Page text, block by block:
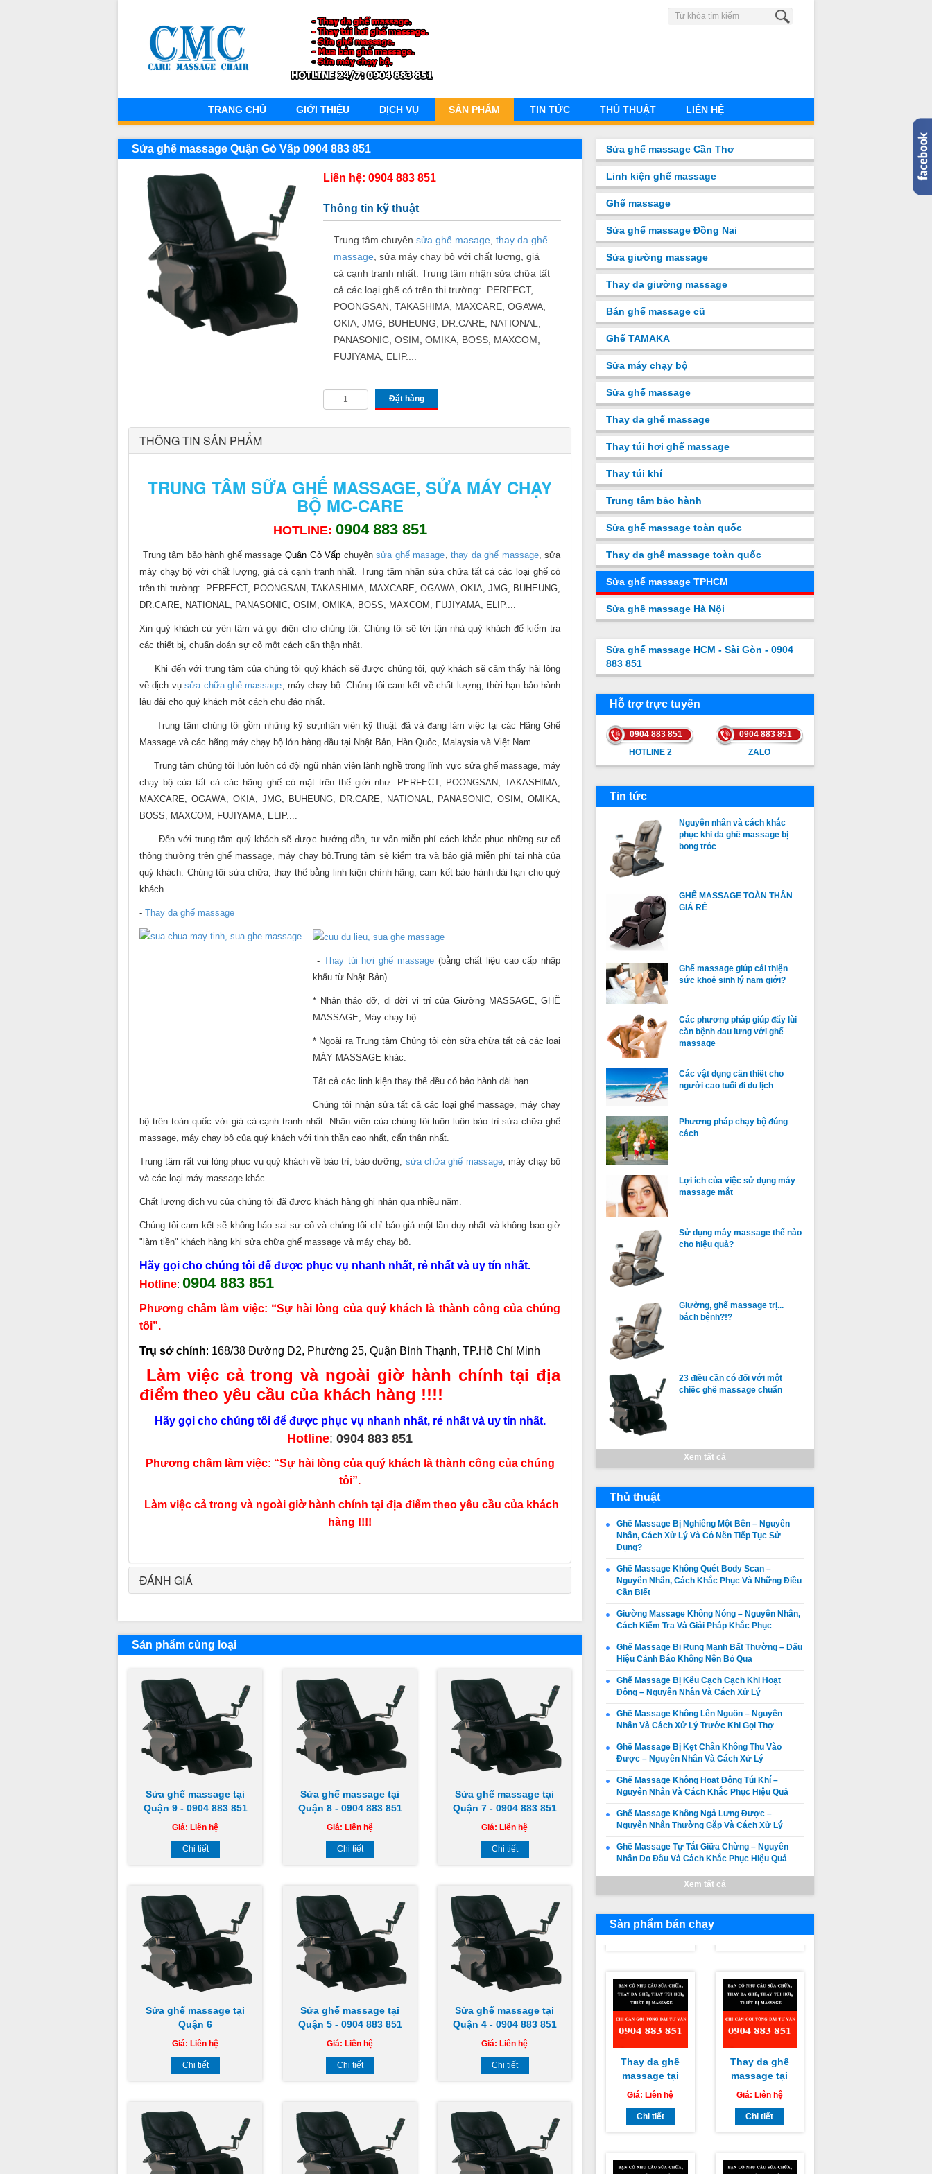
TRANG CHỦ GIỚI THIỆU DỊCH VỤ SẢN PHẨM TIN TỨC THỦ THUẬT LIÊN HỆ
Sửa ghế massage Quận Gò Vấp 0904 883 851
Liên hệ: 0904 883 851
Thông tin kỹ thuật
Trung tâm chuyênsửa ghế masage ,thay da ghế
massage , sửa máy chạy bộ với chất lượng, giá
cả cạnh tranh nhất. Trung tâm nhận sửa chữa tất
cả các loại ghế có trên thi trường: PERFECT,
POONGSAN, TAKASHIMA, MAXCARE, OGAWA,
OKIA, JMG, BUHEUNG, DR.CARE, NATIONAL,
PANASONIC, OSIM, OMIKA, BOSS, MAXCOM,
FUJIYAMA, ELIP....
Đặt hàng
THÔNG TIN SẢN PHẨM
TRUNG TÂM SỮA GHẾ MASSAGE, SỬA MÁY CHẠY
BỘ MC-CARE
HOTLINE: 0904 883 851
Trung tâm bảo hành ghế massageQuận Gò Vấp chuyênsửa ghế masage,thay da ghế massage, sửa
máy chạy bộ với chất lượng, giá cả cạnh tranh nhất. Trung tâm nhận sửa chữa tất cả các loại ghế có
trên thi trường:
PERFECT, POONGSAN, TAKASHIMA, MAXCARE, OGAWA, OKIA, JMG, BUHEUNG,
DR.CARE, NATIONAL, PANASONIC, OSIM, OMIKA, BOSS, MAXCOM, FUJIYAMA, ELIP....
Xin quý khách cứ yên tâm và gọi điện cho chúng tôi. Chúng tôi sẽ tới tận nhà quý khách để kiểm tra
các thiết bị, chuẩn đoán sự cố một cách cẩn thận nhất.
Khi đến với trung tâm của chúng tôi quý khách sẽ được chúng tôi, quý khách sẽ cảm thấy hài lòng
về dịch vụsửa chữa ghế massage, máy chạy bộ. Chúng tôi cam kết về chất lượng, thời hạn bảo hành
lâu dài cho quý khách một cách chu đáo nhất.
Trung tâm chúng tôi gồm những kỹ sư,nhân viên kỹ thuật đã và đang làm việc tại các Hãng Ghế
Massage và các hãng máy chạy bộ lớn hàng đầu tại Nhật Bản, Hàn Quốc, Malaysia và Việt Nam.
Trung tâm chúng tôi luôn luôn có đội ngũ nhân viên lành nghề trong lĩnh vực sửa ghế massage, máy
chạy bộ của tất cả các hãng ghế có mặt trên thế giới như: PERFECT, POONGSAN, TAKASHIMA,
MAXCARE, OGAWA, OKIA, JMG, BUHEUNG, DR.CARE, NATIONAL, PANASONIC, OSIM, OMIKA,
BOSS, MAXCOM, FUJIYAMA, ELIP....
Đến với trung tâm quý khách sẽ được hướng dẫn, tư vấn miễn phí cách khắc phục những sự cố
thông thường trên ghế massage, máy chạy bộ.Trung tâm sẽ kiểm tra và báo giá miễn phí tại nhà của
quý khách. Chúng tôi sửa chữa, thay thế bằng linh kiện chính hãng, cam kết bảo hành dài hạn cho quý
khách.
- Thay da ghế massage
- Thay túi hơi ghế massage (bằng chất liệu cao cấp nhập
khẩu từ Nhật Bản)
* Nhận tháo dỡ, di dời vị trí của Giường MASSAGE, GHẾ
MASSAGE, Máy chạy bộ.
* Ngoài ra Trung tâm Chúng tôi còn sữa chữa tất cả các loại
MÁY MASSAGE khác.
Tất cả các linh kiện thay thế đều có bảo hành dài hạn.
Chúng tôi nhận sửa tất cả các loại ghế massage, máy chạy
bộ trên toàn quốc với giá cả cạnh tranh nhất. Nhân viên của chúng tôi luôn luôn bảo trì sửa chữa ghế
massage, máy chạy bộ của quý khách với tinh thần cao nhất, cẩn thận nhất.
Trung tâm rất vui lòng phục vụ quý khách về bảo trì, bảo dưỡng, sửa chữa ghế massage, máy chạy bộ
và các loại máy massage khác.
Chất lượng dich vụ của chúng tôi đã được khách hàng ghi nhận qua nhiều năm.
Chúng tôi cam kết sẽ không báo sai sự cố và chúng tôi chỉ báo giá một lần duy nhất và không bao giờ
"làm tiền" khách hàng khi sửa chữa ghế massage và máy chạy bộ.
Hãy gọi cho chúng tôi để được phục vụ nhanh nhất, rẻ nhất và uy tín nhất.
Hotline: 0904 883 851
Phương châm làm việc: “Sự hài lòng của quý khách là thành công của chúng
tôi”.
Trụ sở chính: 168/38 Đường D2, Phường 25, Quận Bình Thạnh, TP.Hồ Chí Minh
Làm việc cả trong và ngoài giờ hành chính tại địa
điểm theo yêu cầu của khách hàng !!!!
Hãy gọi cho chúng tôi để được phục vụ nhanh nhất, rẻ nhất và uy tín nhất.
Hotline:0904 883 851
Phương châm làm việc: “Sự hài lòng của quý khách là thành công của chúng
tôi”.
Làm việc cả trong và ngoài giờ hành chính tại địa điểm theo yêu cầu của khách
hàng !!!!
ĐÁNH GIÁ
Sản phẩm cùng loại
Sửa ghế massage tại
Quận 9 - 0904 883 851
Giá:Liên hệ
Chi tiết
Sửa ghế massage tại
Quận 8 - 0904 883 851
Giá:Liên hệ
Chi tiết
Sửa ghế massage tại
Quận 7 - 0904 883 851
Giá:Liên hệ
Chi tiết
Sửa ghế massage tại
Quận 6
Giá:Liên hệ
Chi tiết
Sửa ghế massage tại
Quận 5 - 0904 883 851
Giá:Liên hệ
Chi tiết
Sửa ghế massage tại
Quận 4 - 0904 883 851
Giá:Liên hệ
Chi tiết
Sửa ghế massage Cần Thơ
Linh kiện ghế massage
Ghế massage
Sửa ghế massage Đồng Nai
Sửa giường massage
Thay da giường massage
Bán ghế massage cũ
Ghế TAMAKA
Sửa máy chạy bộ
Sửa ghế massage
Thay da ghế massage
Thay túi hơi ghế massage
Thay túi khí
Trung tâm bảo hành
Sửa ghế massage toàn quốc
Thay da ghế massage toàn quốc
Sửa ghế massage TPHCM
Sửa ghế massage Hà Nội
Sửa ghế massage HCM - Sài Gòn - 0904
883 851
Hỗ trợ trực tuyến
0904 883 851
HOTLINE 2
HOTLINE 2
0904 883 851
ZALO
ZALO
Tin tức
Nguyên nhân và cách khắc
phục khi da ghế massage bị
bong tróc
GHẾ MASSAGE TOÀN THÂN
GIÁ RẺ
Ghế massage giúp cải thiện
sức khoẻ sinh lý nam giới?
Các phương pháp giúp đẩy lùi
căn bệnh đau lưng với ghế
massage
Các vật dụng cần thiết cho
người cao tuổi đi du lịch
Phương pháp chạy bộ đúng
cách
Lợi ích của việc sử dụng máy
massage mắt
Sử dụng máy massage thế nào
cho hiệu quả?
Giường, ghế massage trị...
bách bệnh?!?
23 điều cần có đối với một
chiếc ghế massage chuẩn
Xem tất cả
Thủ thuật
Ghế Massage Bị Nghiêng Một Bên – Nguyên
Nhân, Cách Xử Lý Và Có Nên Tiếp Tục Sử
Dụng?
Ghế Massage Không Quét Body Scan –
Nguyên Nhân, Cách Khắc Phục Và Những Điều
Cần Biết
Giường Massage Không Nóng – Nguyên Nhân,
Cách Kiểm Tra Và Giải Pháp Khắc Phục
Ghế Massage Bị Rung Mạnh Bất Thường – Dấu
Hiệu Cảnh Báo Không Nên Bỏ Qua
Ghế Massage Bị Kêu Cạch Cạch Khi Hoạt
Động – Nguyên Nhân Và Cách Xử Lý
Ghế Massage Không Lên Nguồn – Nguyên
Nhân Và Cách Xử Lý Trước Khi Gọi Thợ
Ghế Massage Bị Kẹt Chân Không Thu Vào
Được – Nguyên Nhân Và Cách Xử Lý
Ghế Massage Không Hoạt Động Túi Khí –
Nguyên Nhân Và Cách Khắc Phục Hiệu Quả
Ghế Massage Không Ngả Lưng Được –
Nguyên Nhân Thường Gặp Và Cách Xử Lý
Ghế Massage Tự Tắt Giữa Chừng – Nguyên
Nhân Do Đâu Và Cách Khắc Phục Hiệu Quả
Xem tất cả
Sản phẩm bán chạy
Ghế Massage
Không Quét
Dấu Hiệu Và
Cách Khắc
Chi tiết
Thay da ghế
massage tại
Linh, Huyện
Chi tiết
massage tại
Huyện Đức
Linh, Huyện
Hàm Thuận
Nam Bình Bình
Thuận chuyên
Giá:Liên hệ
Chi tiết
massage tại
Huyện Tuy
Phong, Huyện
Bắc Bình Bình
Thuận chuyên
nghiệp uy tín
Giá:Liên hệ
Chi tiết